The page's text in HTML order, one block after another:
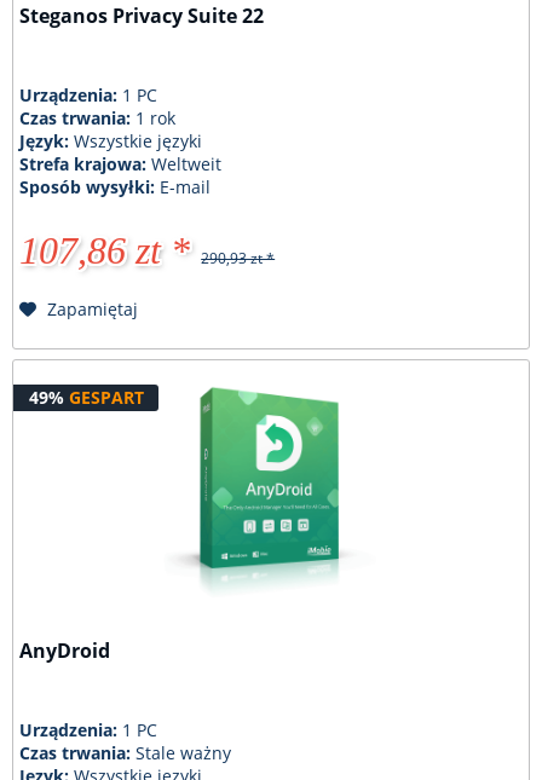
Steganos Privacy Suite 22
Urządzenia: 1 PC
Czas trwania: 1 rok
Język:Wszystkie języki
Strefa krajowa:Weltweit
Sposób wysyłki: E-mail
107,86 zt * 290,93 zt *
Zapamiętaj
49% GESPART
AnyDroid
Urządzenia: 1 PC
Czas trwania:Stale ważny